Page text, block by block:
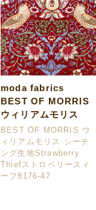
moda fabrics
BEST OF MORRIS
ウィリアムモリス
BEST OF MORRIS ウ
ィリアムモリス シーチ
ング生地Strawberry
Thiefストロベリースィ
ーフ8176-47